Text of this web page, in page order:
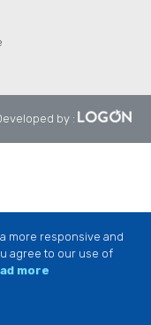
by :
more responsive and
agree to our use of
more